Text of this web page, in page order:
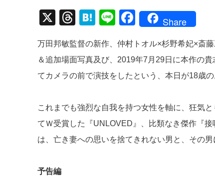
X
T
e
a
d
H
e
n
a
Li
e
F
c
e
b
o
k
Share
万田邦敏監督の新作、仲村トオル×杉野希妃×斎
＆追加場面写真及び、2019年7月29日に本作の
てカメラの前で演技をしたという、本日が18歳
これまでも強烈な自我を持つ女性を軸に、狂気
てＷ受賞した『UNLOVED』、比類なき傑作『
は、亡き妻への思いを捨てきれない男と、その
予告編